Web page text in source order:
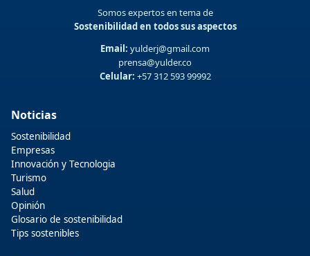
Somos expertos en tema de
Sostenibilidad en todos sus aspectos
Email: yulderj@gmail.com
prensa@yulder.co
Celular: +57 312 593 99992
Noticias
Sostenibilidad
Empresas
Innovación y Tecnologia
Turismo
Salud
Opinión
Glosario de sostenibilidad
Tips sostenibles